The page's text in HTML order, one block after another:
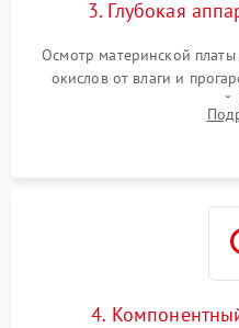
3. Глубокая
Осмотр материнской
окислов от влаги и
дежурных
мультиконтроллера,
4.